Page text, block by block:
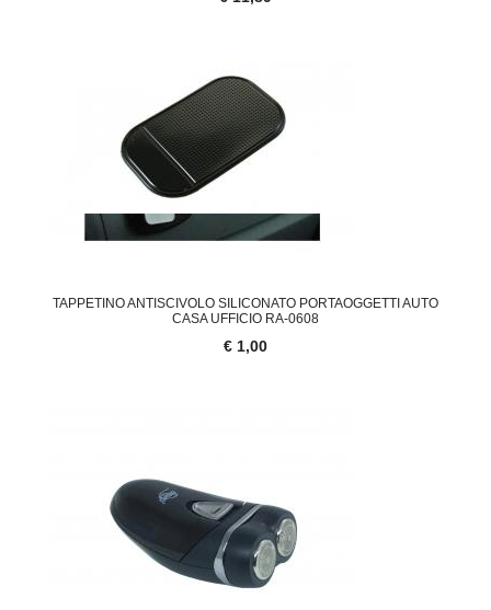
TAPPETINO ANTISCIVOLO SILICONATO PORTAOGGETTI AUTO
CASA UFFICIO RA-0608
€ 1,00